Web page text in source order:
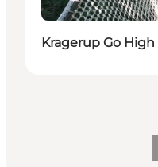
Bærekraftig
Kragerup Go High